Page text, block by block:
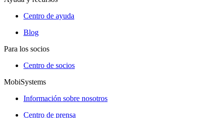
Centro de ayuda
Blog
Para los socios
Centro de socios
MobiSystems
Información sobre nosotros
Centro de prensa